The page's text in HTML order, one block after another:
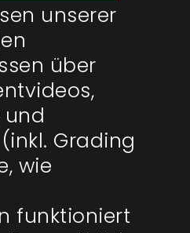
unserer
über
Grading
wie
funktioniert